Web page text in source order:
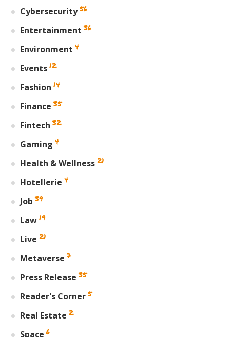
Cybersecurity 56
Entertainment 36
Environment 4
Events 12
Fashion 14
Finance 35
Fintech 32
Gaming 4
Health & Wellness 21
Hotellerie 4
Job 39
Law 19
Live 21
Metaverse 7
Press Release 35
Reader's Corner 5
Real Estate 2
Space 6